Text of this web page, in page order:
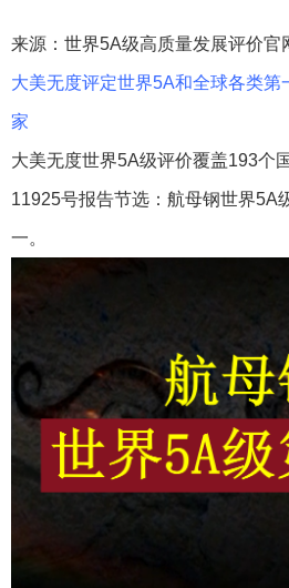
来源：世界5A级高质量发展评价官
大美无度评定世界5A和全球各类第
家
大美无度世界5A级评价覆盖193个
11925号报告节选：航母钢世界5A
一。